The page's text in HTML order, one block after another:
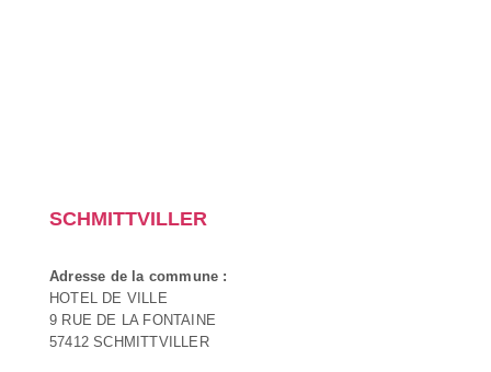
SCHMITTVILLER
Adresse de la commune :
HOTEL DE VILLE
9 RUE DE LA FONTAINE
57412 SCHMITTVILLER